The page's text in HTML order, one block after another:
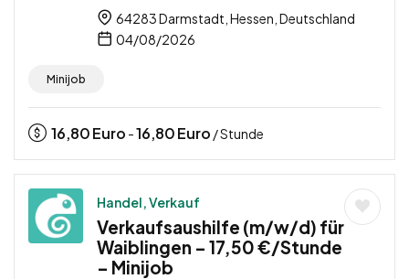
64283 Darmstadt, Hessen, Deutschland
04/08/2026
Minijob
16,80Euro -16,80Euro / Stunde
Handel, Verkauf
Verkaufsaushilfe (m/w/d) für
Waiblingen – 17,50 €/Stunde
– Minijob